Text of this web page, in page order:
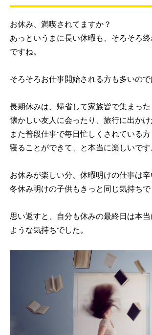
お休み、満喫されてますか？
あっというまに長い休暇も、そろそろ
ですね。
そろそろお仕事開始される方も多いので
長期休みは、帰省して家族皆で集まった
懐かしい友人に会ったり、旅行に出かけ
また普段仕事で毎日忙しくされている
寝ることができて、と本当に楽しいです
お休みが楽しい分、休暇明けの仕事は辛
冬休み明けの子供もきっと同じ気持ちで
思い返すと、自分も休みの最終日は本
ような気持ちでした。